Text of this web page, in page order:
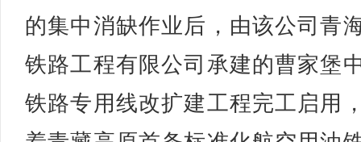
的集中消缺作业后，由该公司青
铁路工程有限公司承建的曹家堡
铁路专用线改扩建工程完工启用